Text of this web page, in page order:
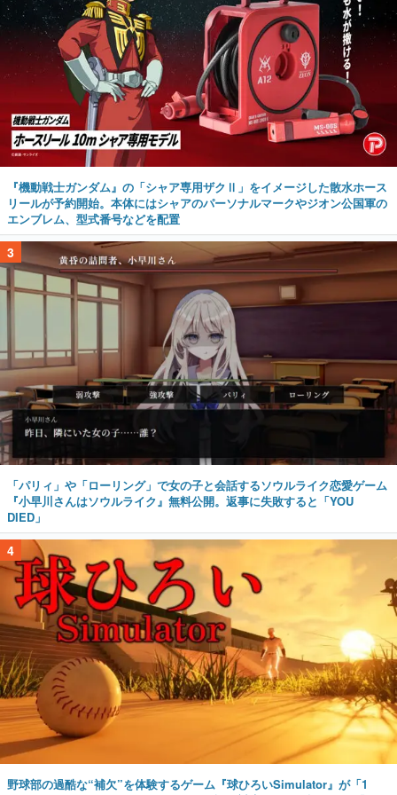
『機動戦士ガンダム』の「シャア専用ザクⅡ」をイメージした散水ホース
リールが予約開始。本体にはシャアのパーソナルマークやジオン公国軍の
エンブレム、型式番号などを配置
3
「パリィ」や「ローリング」で女の子と会話するソウルライク恋愛ゲーム
『小早川さんはソウルライク』無料公開。返事に失敗すると「YOU
DIED」
4
野球部の過酷な“補欠”を体験するゲーム『球ひろいSimulator』が「1